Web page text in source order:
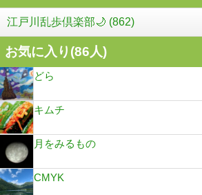
江戸川乱歩倶楽部🌙 (862)
お気に入り(86人)
どら
キムチ
月をみるもの
CMYK